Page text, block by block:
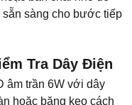
trần.
động của đèn. Quan
nhấp nháy, không